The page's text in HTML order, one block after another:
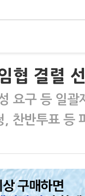
협 결렬
요구 등 일괄
, 찬반투표 등